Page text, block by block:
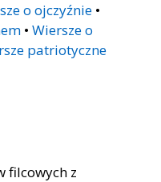
o ojczyźnie •
• Wiersze o
patriotyczne
filcowych z